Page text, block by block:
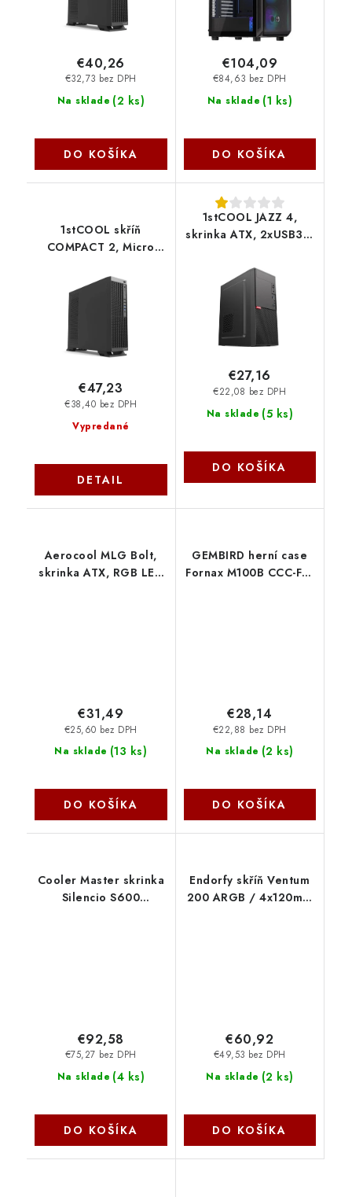
Na sklade (2 ks)
€32,73 bez DPH
€40,26
DO KOŠÍKA
Na sklade (1 ks)
€84,63 bez DPH
€104,09
DO KOŠÍKA
1stCOOL skříň
COMPACT 2, Micro
USB-C, CR, 1x 60mm
Fan, černá MC-C2-AU-
USB3-C-CR 1stCool
Vypredané
€38,40 bez DPH
€47,23
DETAIL
1stCOOL JAZZ 4,
skrinka ATX, 2xUSB3.0
JAZZ4-AU-USB3
1stCool
Na sklade (5 ks)
€22,08 bez DPH
€27,16
DO KOŠÍKA
Aerocool MLG Bolt,
skrinka ATX, RGB LED
Na sklade (13 ks)
€25,60 bez DPH
€31,49
DO KOŠÍKA
GEMBIRD herní case
Fornax M100B CCC-FC-
Na sklade (2 ks)
€22,88 bez DPH
€28,14
DO KOŠÍKA
Cooler Master skrinka
Silencio S600
Na sklade (4 ks)
€75,27 bez DPH
€92,58
DO KOŠÍKA
Endorfy skříň Ventum
200 ARGB / 4x120mm
Na sklade (2 ks)
€49,53 bez DPH
€60,92
DO KOŠÍKA